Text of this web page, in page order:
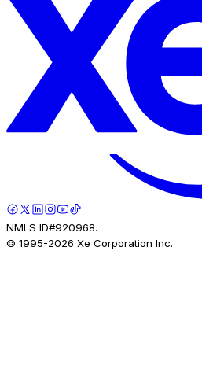
NMLS ID#920968.
© 1995-2026 Xe Corporation Inc.